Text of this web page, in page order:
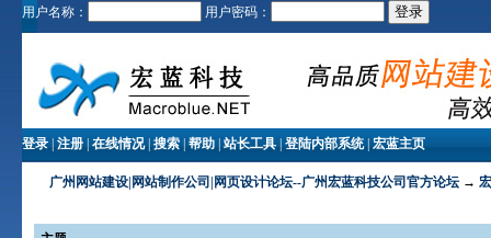
用户名称： 用户密码：
登录| 注册| 在线情况| 搜索| 帮助| 站长工具| 登陆内部系统| 宏蓝主页
广州网站建设|网站制作公司|网页设计论坛--广州宏蓝科技公司官方论坛→